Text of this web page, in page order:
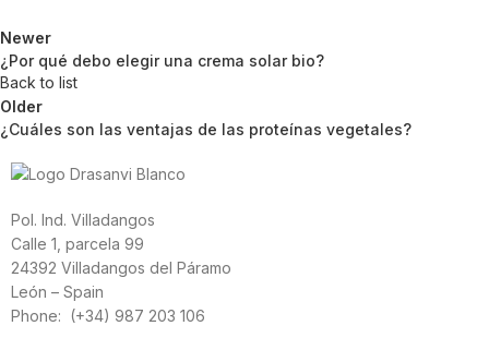
Newer
¿Por qué debo elegir una crema solar bio?
Back to list
Older
¿Cuáles son las ventajas de las proteínas vegetales?
Pol. Ind. Villadangos
Calle 1, parcela 99
24392 Villadangos del Páramo
León – Spain
Phone: (+34) 987 203 106